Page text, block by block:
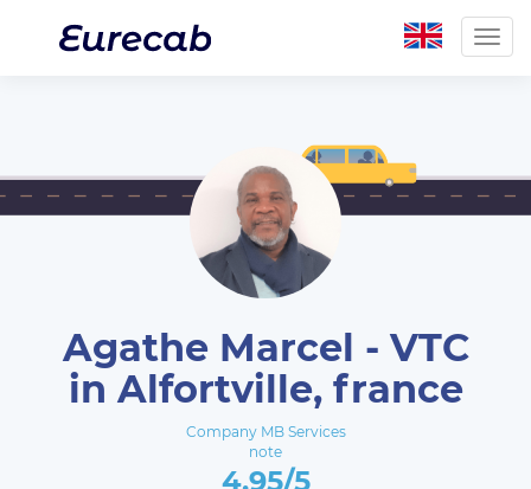
Agathe Marcel - VTC
in Alfortville, france
Company MB Services
note
4.95/5